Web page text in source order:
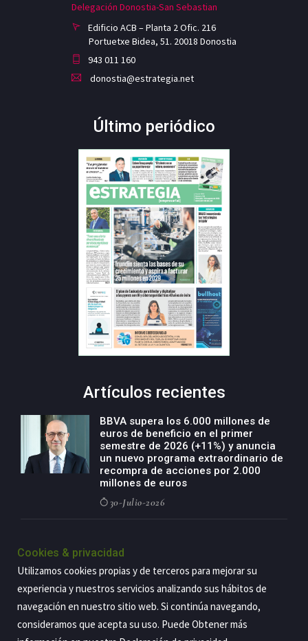
Delegación Donostia-San Sebastian
Edificio ACB – Planta 2 Ofic. 216
Portuetxe Bidea, 51. 20018 Donostia
943 011 160
donostia@estrategia.net
Último periódico
Artículos recientes
BBVA supera los 6.000 millones de
euros de beneficio en el primer
semestre de 2026 (+11%) y anuncia
un nuevo programa extraordinario de
recompra de acciones por 2.000
millones de euros
30-Julio-2026
negocio agro con un modelo global
de especialización presente en siete
países
29-Julio-2026
Cookies & privacidad
Utilizamos cookies propias y de terceros para mejorar su
experiencia y nuestros servicios analizando sus hábitos de
navegación en nuestro sitio web. Si continúa navegando,
consideramos que acepta su uso. Puede Obtener más